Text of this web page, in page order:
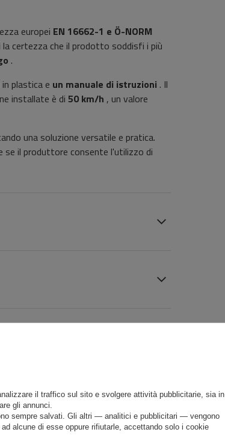
europei EN 16662-1 e Ö-NORM
certezza che il prodotto soddisfi i più
.
plastica e un manuale di istruzioni . Il
installate è di 50 km/h , un valore
una soluzione versatile e pratica.
se il produttore consente l'utilizzo di
il traffico sul sito e svolgere attività pubblicitarie, sia in
gli annunci.
sempre salvati. Gli altri — analitici e pubblicitari — vengono
alcune di esse oppure rifiutarle, accettando solo i cookie